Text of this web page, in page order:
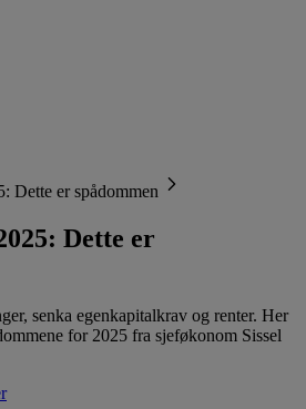
Dette er spådommen
Dette er
senka egenkapitalkrav og renter. Her
for 2025 fra sjeføkonom Sissel